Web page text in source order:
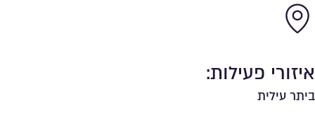
איזורי פעילות:
ביתר עילית